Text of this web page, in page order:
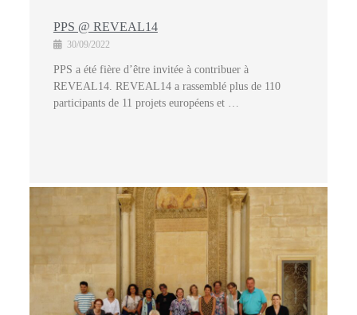
PPS @ REVEAL14
30/09/2022
PPS a été fière d’être invitée à contribuer à
REVEAL14. REVEAL14 a rassemblé plus de 110
participants de 11 projets européens et …